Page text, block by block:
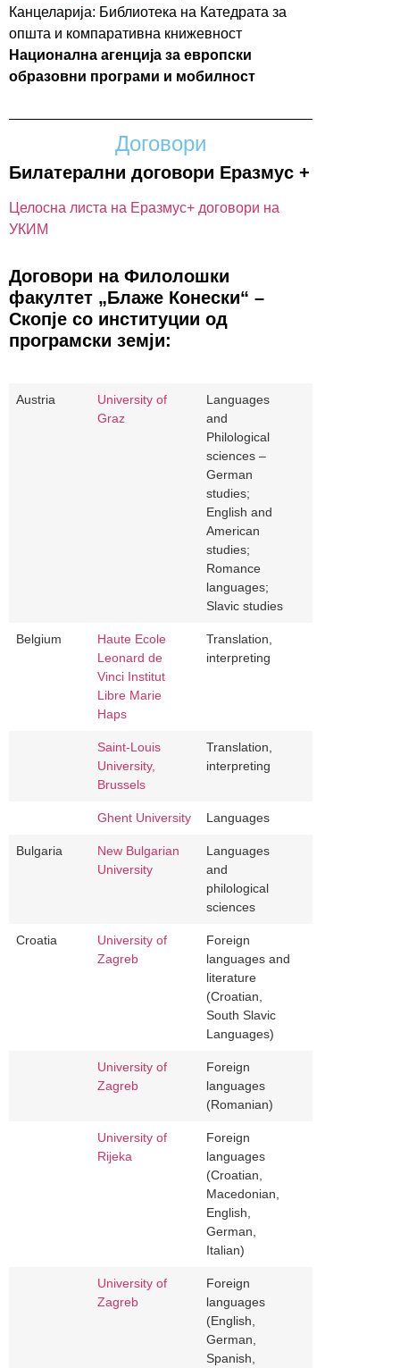
Канцеларија: Библиотека на Катедрата за
општа и компаративна книжевност
Национална агенција за европски
образовни програми и мобилност
Договори
Билатерални договори Еразмус +
Целосна листа на Еразмус+ договори на
УКИМ
Договори на Филолошки
факултет „Блаже Конески“ –
Скопје со институции од
програмски земји:
Austria
University of
Graz
Languages
and
Philological
sciences –
German
studies;
English and
American
studies;
Romance
languages;
Slavic studies
Belgium
Haute Ecole
Leonard de
Vinci Institut
Libre Marie
Haps
Translation,
interpreting
Saint-Louis
University,
Brussels
Translation,
interpreting
Ghent University Languages
Bulgaria
New Bulgarian
University
Languages
and
philological
sciences
Croatia
University of
Zagreb
Foreign
languages and
literature
(Croatian,
South Slavic
Languages)
University of
Zagreb
Foreign
languages
(Romanian)
University of
Rijeka
Foreign
languages
(Croatian,
Macedonian,
English,
German,
Italian)
University of
Zagreb
Foreign
languages
(English,
German,
Spanish,